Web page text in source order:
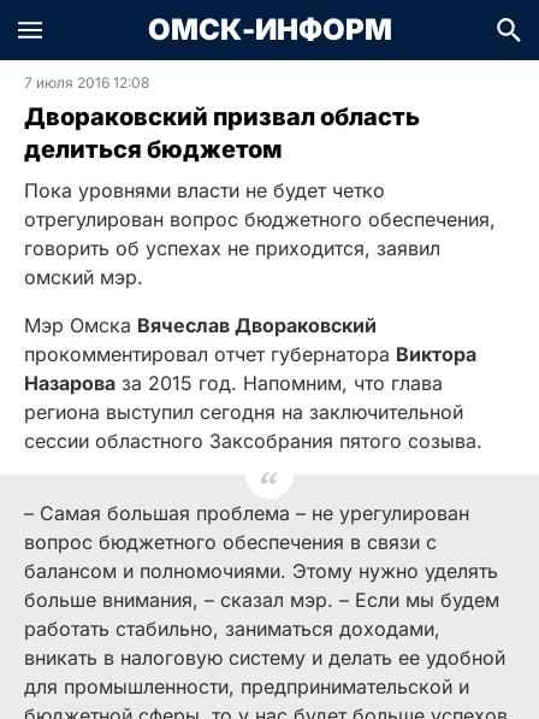
ОМСК-ИНФОРМ
7 июля 2016 12:08
Двораковский призвал область
делиться бюджетом
Пока уровнями власти не будет четко
отрегулирован вопрос бюджетного обеспечения,
говорить об успехах не приходится, заявил
омский мэр.
Мэр Омска Вячеслав Двораковский
прокомментировал отчет губернатора Виктора
Назарова за 2015 год. Напомним, что глава
региона выступил сегодня на заключительной
сессии областного Заксобрания пятого созыва.
– Самая большая проблема – не урегулирован
вопрос бюджетного обеспечения в связи с
балансом и полномочиями. Этому нужно уделять
больше внимания, – сказал мэр. – Если мы будем
работать стабильно, заниматься доходами,
вникать в налоговую систему и делать ее удобной
для промышленности, предпринимательской и